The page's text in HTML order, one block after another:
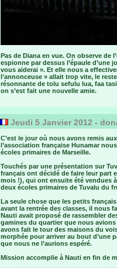
Pas de Diana en vue. On observe de
espionne par dessus l’épaule d’une
vous aiderai ». Et elle nous a
l’annonceuse » allait trop vite, le
résonnante de tolu sefulu lua, faa
on s’est fait une nouvelle amie.
Jeudi 5 Janvier 2012 -
C’est le jour où nous avons remis
l’association française Hunamar
écoles primaires de Marseille.
Touchés par une présentation sur
français ont décidé de faire leur part
mois !), qui ont ensuite été vendues
deux écoles primaires de Tuvalu du
La seule chose que les petits
avant la rentrée des classes, il nous
Nauti avait proposé de rassembler
gamines du quartier que nous
avons fait le tour des maisons du
morphée pour arriver au bout d’une
que nous ne l’aurions espéré.
Mission accomplie à Nauti en fin de